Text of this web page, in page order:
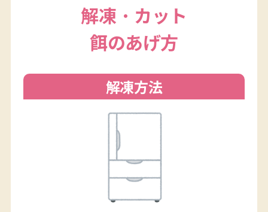
解凍・カット
餌のあげ方
解凍方法